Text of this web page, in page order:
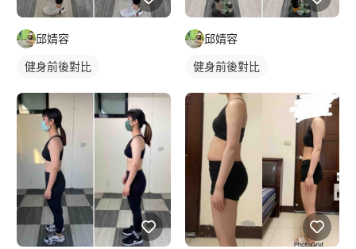
邱婧容
健身前後對比
邱婧容
健身前後對比